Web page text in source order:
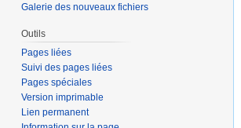
Galerie des nouveaux fichiers
Outils
Pages liées
Suivi des pages liées
Pages spéciales
Version imprimable
Lien permanent